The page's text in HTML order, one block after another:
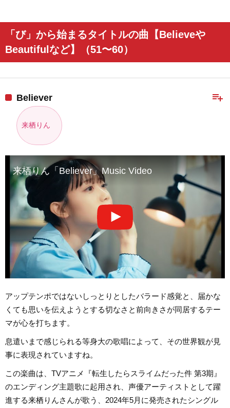
「び」から始まるタイトルの曲【Believeや
Beautifulなど】（51〜60）
playlist_add
Believer
来栖りん
来栖りん「Believer」Music Video
アップテンポではないしっとりとしたバラード感覚と、届かな
くても思いを伝えようとする切なさと前向きさが同居するテー
マが心を打ちます。
息遣いまで感じられる等身大の歌唱によって、その世界観が見
事に表現されていますね。
この楽曲は、TVアニメ『転生したらスライムだった件 第3期』
のエンディング主題歌に起用され、声優アーティストとして躍
進する来栖りんさんが歌う、2024年5月に発売されたシングル